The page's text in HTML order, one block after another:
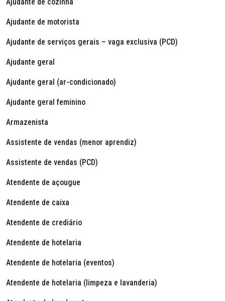
Ajudante de motorista
Ajudante de serviços gerais – vaga exclusiva (PCD)
Ajudante geral
Ajudante geral (ar-condicionado)
Ajudante geral feminino
Armazenista
Assistente de vendas (menor aprendiz)
Assistente de vendas (PCD)
Atendente de açougue
Atendente de caixa
Atendente de crediário
Atendente de hotelaria
Atendente de hotelaria (eventos)
Atendente de hotelaria (limpeza e lavanderia)